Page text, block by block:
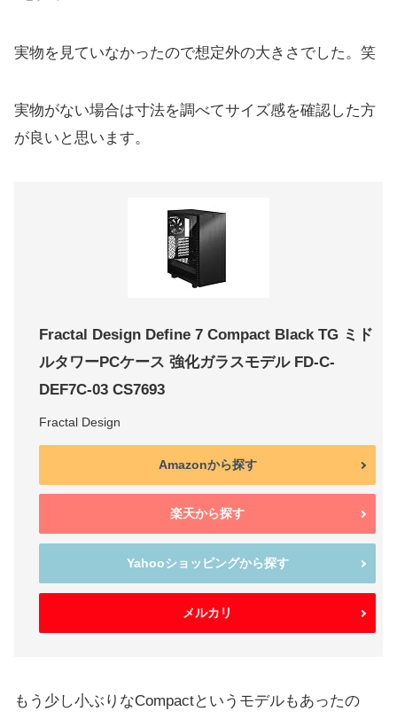
実物を見ていなかったので想定外の大きさでした。笑
実物がない場合は寸法を調べてサイズ感を確認した方
が良いと思います。
Fractal Design Define 7 Compact Black TG ミド
ルタワーPCケース 強化ガラスモデル FD-C-
DEF7C-03 CS7693
Fractal Design
Amazonから探す
楽天から探す
Yahooショッピングから探す
メルカリ
もう少し小ぶりなCompactというモデルもあったの